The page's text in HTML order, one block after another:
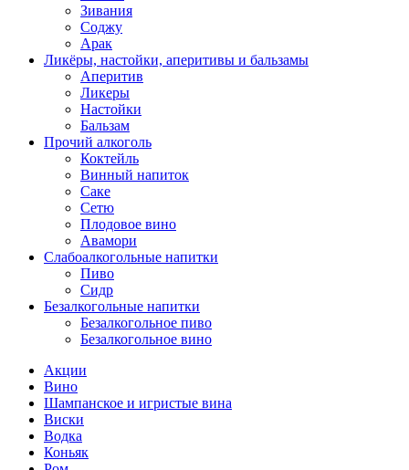
Зивания
Соджу
Арак
Ликёры, настойки, аперитивы и бальзамы
Аперитив
Ликеры
Настойки
Бальзам
Прочий алкоголь
Коктейль
Винный напиток
Саке
Сетю
Плодовое вино
Авамори
Слабоалкогольные напитки
Пиво
Сидр
Безалкогольные напитки
Безалкогольное пиво
Безалкогольное вино
Акции
Вино
Шампанское и игристые вина
Виски
Водка
Коньяк